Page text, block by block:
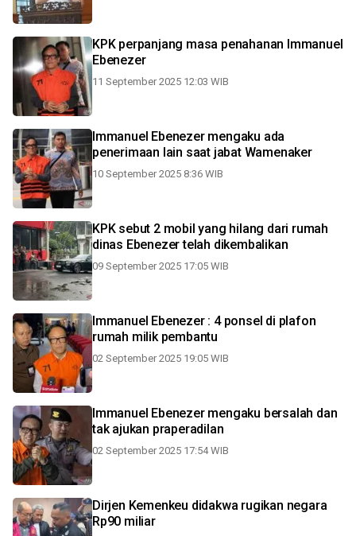
KPK perpanjang masa penahanan Immanuel
Ebenezer
11 September 2025 12:03 WIB
Immanuel Ebenezer mengaku ada
penerimaan lain saat jabat Wamenaker
10 September 2025 8:36 WIB
KPK sebut 2 mobil yang hilang dari rumah
dinas Ebenezer telah dikembalikan
09 September 2025 17:05 WIB
Immanuel Ebenezer : 4 ponsel di plafon
rumah milik pembantu
02 September 2025 19:05 WIB
Immanuel Ebenezer mengaku bersalah dan
tak ajukan praperadilan
02 September 2025 17:54 WIB
Dirjen Kemenkeu didakwa rugikan negara
Rp90 miliar